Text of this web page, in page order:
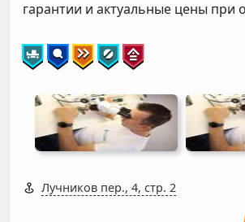
гарантии и актуальные цены при
Лучников пер., 4, стр. 2